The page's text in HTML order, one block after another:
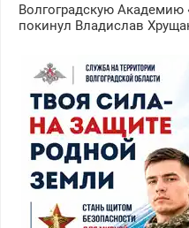
Волгоградскую Академию
покинул Владислав